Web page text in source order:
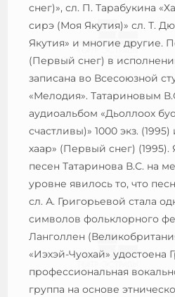
снег)», сл. П. Тарабукина
сирэ (Моя Якутия)» сл. Т.
Якутия» и многие другие.
(Первый снег) в
записана во Всесоюзной
«Мелодия». Татариновым
аудиоальбом «Дьоллоох
счастливы)» 1000 экз.
хаар» (Первый снег)
песен Татаринова В.С. на
уровне явилось то, что
сл. А. Григорьевой стала
символов фольклорного
Ланголлен
«Иэхэй-Чуохай» удостоена
профессиональная
группа на основе